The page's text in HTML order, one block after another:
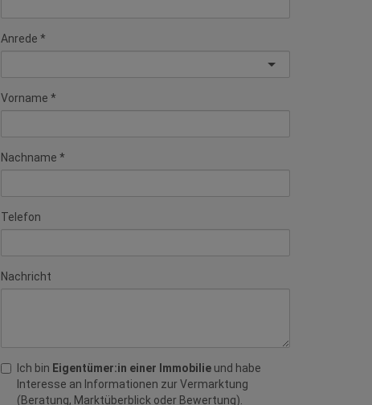
Anrede
Vorname
Nachname
Telefon
Nachricht
Ich bin Eigentümer:in einer Immobilie und habe
Interesse an Informationen zur Vermarktung
(Beratung, Marktüberblick oder Bewertung).